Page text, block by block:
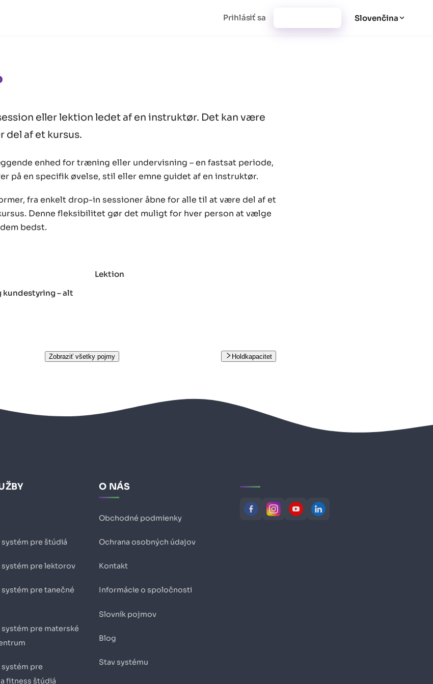
Prihlásiť sa Slovenčina
eller lektion ledet af en instruktør. Det kan være
del af et kursus.
enhed for træning eller undervisning – en fastsat periode,
på en specifik øvelse, stil eller emne guidet af en instruktør.
fra enkelt drop-in sessioner åbne for alle til at være del af et
Denne fleksibilitet gør det muligt for hver person at vælge
bedst.
Lektion
kundestyring – alt
Zobraziť všetky pojmy Holdkapacitet
systém pre štúdiá
systém pre lektorov
systém pre tanečné
systém pre materské
systém pre
fitness štúdiá
O NÁS
Obchodné podmienky
Ochrana osobných údajov
Kontakt
Informácie o spoločnosti
Slovník pojmov
Blog
Stav systému